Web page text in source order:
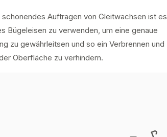
schonendes Auftragen von Gleitwachsen ist es
Bügeleisen zu verwenden, um eine genaue
zu gewährleitsen und so ein Verbrennen und
Oberfläche zu verhindern.